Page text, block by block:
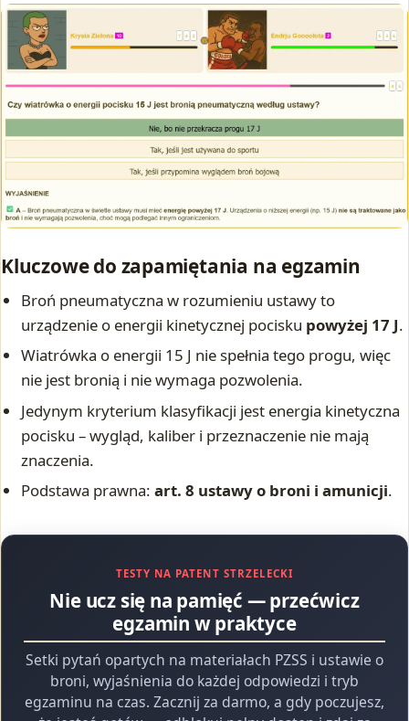
Kluczowe do zapamiętania na egzamin
Broń pneumatyczna w rozumieniu ustawy to
urządzenie o energii kinetycznej pocisku powyżej 17 J.
Wiatrówka o energii 15 J nie spełnia tego progu, więc
nie jest bronią i nie wymaga pozwolenia.
Jedynym kryterium klasyfikacji jest energia kinetyczna
pocisku – wygląd, kaliber i przeznaczenie nie mają
znaczenia.
Podstawa prawna:art. 8 ustawy o broni i amunicji.
TESTY NA PATENT STRZELECKI
Nie ucz się na pamięć — przećwicz
egzamin w praktyce
Setki pytań opartych na materiałach PZSS i ustawie o
broni, wyjaśnienia do każdej odpowiedzi i tryb
egzaminu na czas. Zacznij za darmo, a gdy poczujesz,